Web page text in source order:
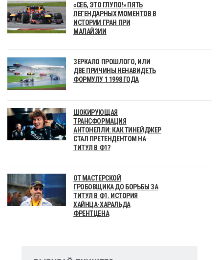
«СЕБ, ЭТО ГЛУПО!» ПЯТЬ
ЛЕГЕНДАРНЫХ МОМЕНТОВ В
ИСТОРИИ ГРАН ПРИ
МАЛАЙЗИИ
ЗЕРКАЛО ПРОШЛОГО, ИЛИ
ДВЕ ПРИЧИНЫ НЕНАВИДЕТЬ
ФОРМУЛУ 1 1998 ГОДА
ШОКИРУЮЩАЯ
ТРАНСФОРМАЦИЯ
АНТОНЕЛЛИ: КАК ТИНЕЙДЖЕР
СТАЛ ПРЕТЕНДЕНТОМ НА
ТИТУЛ В Ф1?
ОТ МАСТЕРСКОЙ
ГРОБОВЩИКА ДО БОРЬБЫ ЗА
ТИТУЛ В Ф1. ИСТОРИЯ
ХАЙНЦА-ХАРАЛЬДА
ФРЕНТЦЕНА